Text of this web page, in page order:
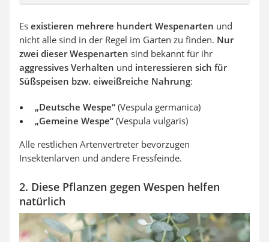
Es existieren mehrere hundert Wespenarten und
nicht alle sind in der Regel im Garten zu finden. Nur
zwei dieser Wespenarten sind bekannt für ihr
aggressives Verhalten und interessieren sich für
Süßspeisen bzw. eiweißreiche Nahrung:
„Deutsche Wespe“ (Vespula germanica)
„Gemeine Wespe“ (Vespula vulgaris)
Alle restlichen Artenvertreter bevorzugen
Insektenlarven und andere Fressfeinde.
2. Diese Pflanzen gegen Wespen helfen
natürlich